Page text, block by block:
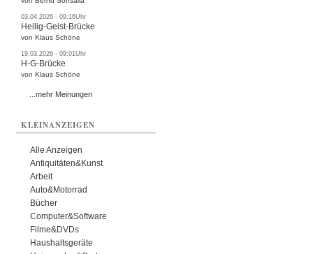
03.04.2026 - 09:16Uhr
Heilig-Geist-Brücke
von Klaus Schöne
19.03.2026 - 09:01Uhr
H-G-Brücke
von Klaus Schöne
...mehr Meinungen
KLEINANZEIGEN
Alle Anzeigen
Antiquitäten&Kunst
Arbeit
Auto&Motorrad
Bücher
Computer&Software
Filme&DVDs
Haushaltsgeräte